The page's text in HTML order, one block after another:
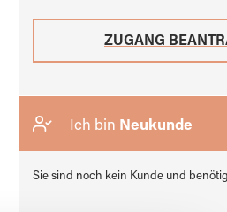
ZUGANG
Ich bin Neukunde
Sie sind noch kein Kunde und